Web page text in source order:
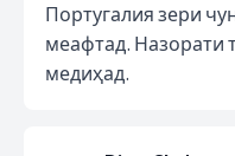
Португалия зери
меафтад. Назорати
медиҳад.